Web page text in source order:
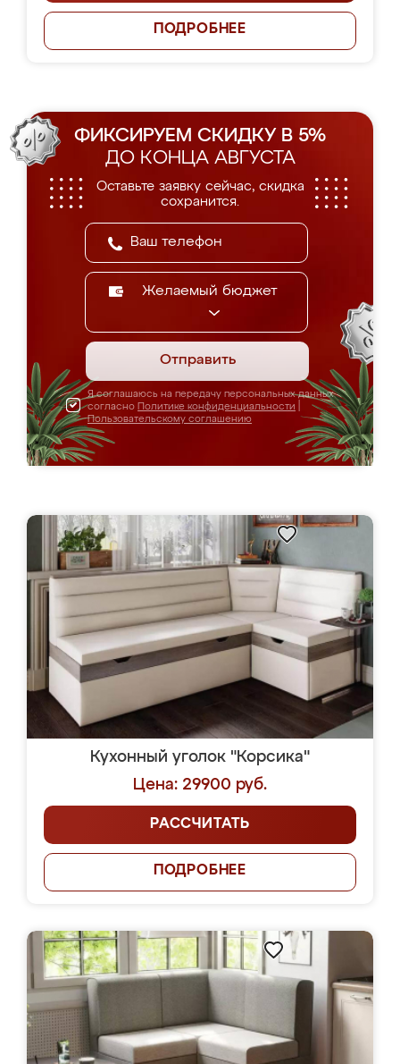
ПОДРОБНЕЕ
ФИКСИРУЕМ СКИДКУ В 5%
ДО КОНЦА АВГУСТА
Оставьте заявку сейчас, скидка
сохранится.
Желаемый бюджет
Отправить
Я соглашаюсь на передачу персональных данных
согласно Политике конфиденциальности
Пользовательскому соглашению
Кухонный уголок "Корсика"
Цена: 29900 руб.
РАССЧИТАТЬ
ПОДРОБНЕЕ